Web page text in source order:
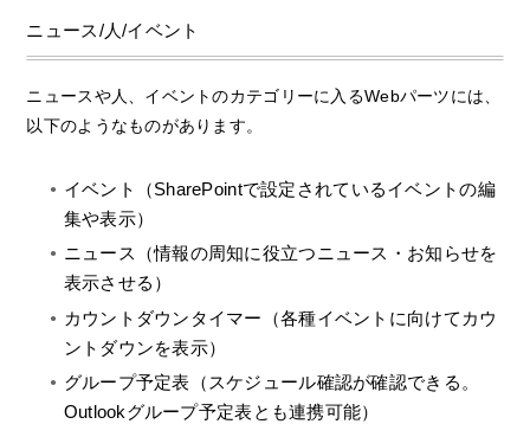
ニュース/人/イベント
ニュースや人、イベントのカテゴリーに入るWebパーツには、
以下のようなものがあります。
イベント（SharePointで設定されているイベントの編
集や表示）
ニュース（情報の周知に役立つニュース・お知らせを
表示させる）
カウントダウンタイマー（各種イベントに向けてカウ
ントダウンを表示）
グループ予定表（スケジュール確認が確認できる。
Outlookグループ予定表とも連携可能）